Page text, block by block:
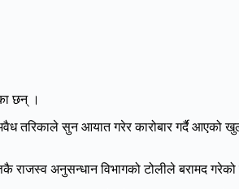
छन् ।
तरिकाले सुन आयात गरेर कारोबार गर्दै आएको
राजस्व अनुसन्धान विभागको टोलीले बरामद गरेको